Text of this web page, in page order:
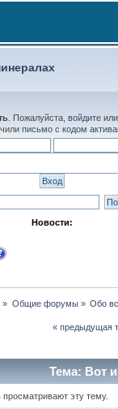
. Пожалуйста, войдитеили
письмо с кодом
Новости:
» Общие форумы» Обо
« предыдущая
Тема: Вот
эту тему.